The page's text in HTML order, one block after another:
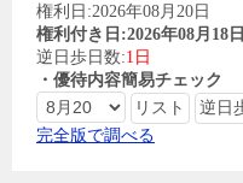
権利日:2026年08月20日
権利付き日:2026年08月18日
逆日歩日数:1日
・優待内容簡易チェック
完全版で調べる